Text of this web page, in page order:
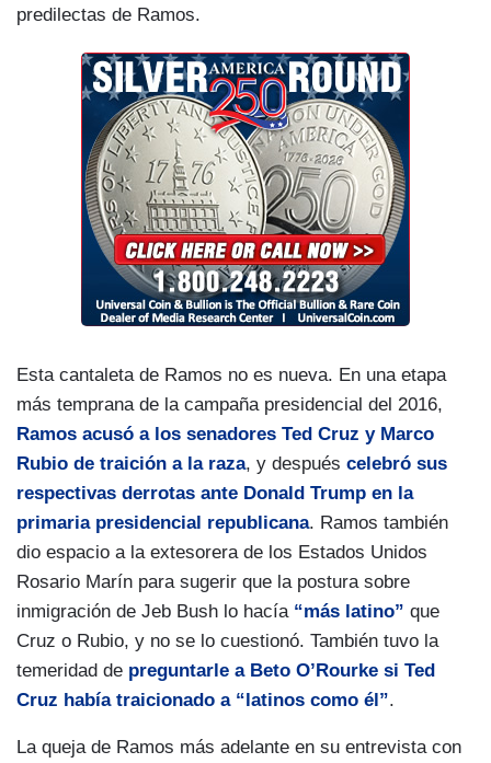
predilectas de Ramos.
Esta cantaleta de Ramos no es nueva. En una etapa
más temprana de la campaña presidencial del 2016,
Ramos acusó a los senadores Ted Cruz y Marco
Rubio de traición a la raza, y después celebró sus
respectivas derrotas ante Donald Trump en la
primaria presidencial republicana. Ramos también
dio espacio a la extesorera de los Estados Unidos
Rosario Marín para sugerir que la postura sobre
inmigración de Jeb Bush lo hacía “más latino” que
Cruz o Rubio, y no se lo cuestionó. También tuvo la
temeridad de preguntarle a Beto O’Rourke si Ted
Cruz había traicionado a “latinos como él”.
La queja de Ramos más adelante en su entrevista con